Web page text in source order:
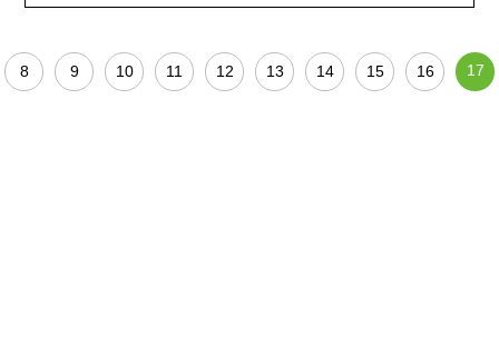
8 9 10 11 12 13 14 15 16 17